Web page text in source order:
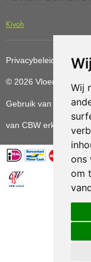
Wij
ons
om
Kiyoh
Privacybeleid
© 2026
Gebruik van deze
van CBW erkende